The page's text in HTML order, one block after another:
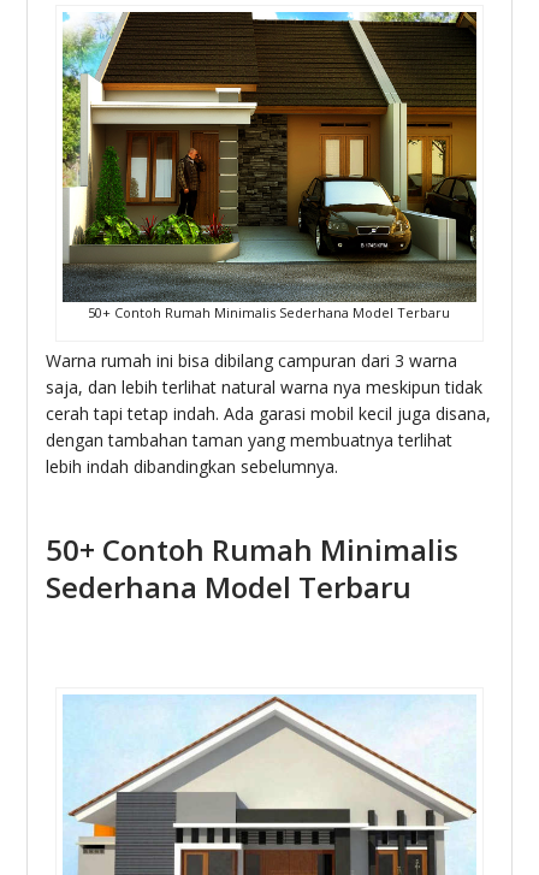
50+ Contoh Rumah Minimalis Sederhana Model Terbaru
Warna rumah ini bisa dibilang campuran dari 3 warna
saja, dan lebih terlihat natural warna nya meskipun tidak
cerah tapi tetap indah. Ada garasi mobil kecil juga disana,
dengan tambahan taman yang membuatnya terlihat
lebih indah dibandingkan sebelumnya.
50+ Contoh Rumah Minimalis
Sederhana Model Terbaru